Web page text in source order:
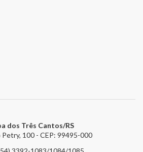
dos Três Cantos/RS
Petry, 100 - CEP: 99495-000